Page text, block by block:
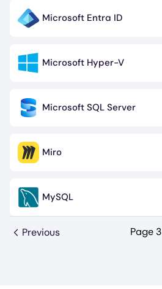
ImageMicrosoft Entra ID
ImageMicrosoft Hyper-V
ImageMicrosoft SQL Server
Image
Miro
ImageMySQL
Previous Page 3